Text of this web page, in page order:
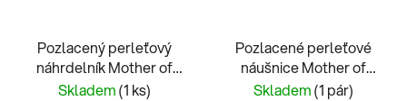
Pozlacený perleťový
náhrdelník Mother of
Pearl Heart, srdíčko z
Skladem(1 ks)
Pozlacené perleťové
náušnice Mother of
Pearl Heart, srdíčka z
Skladem(1 pár)